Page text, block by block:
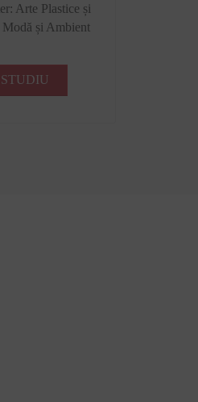
Arte Plastice și
și Ambient